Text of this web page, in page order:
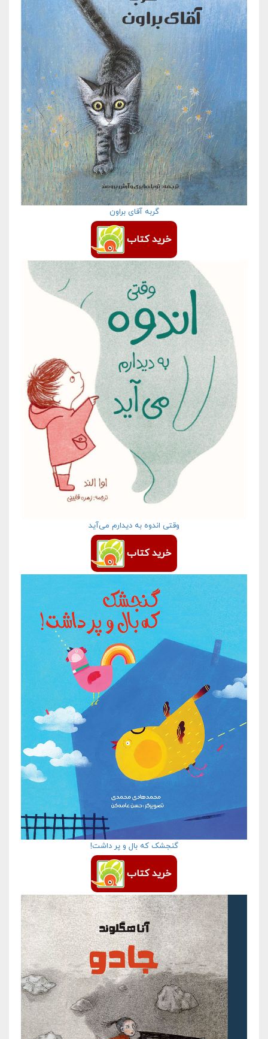
گربه آقای براون
خرید کتاب
وقتی اندوه به دیدارم می‌آید
خرید کتاب
گنجشک که بال و پر داشت!
خرید کتاب